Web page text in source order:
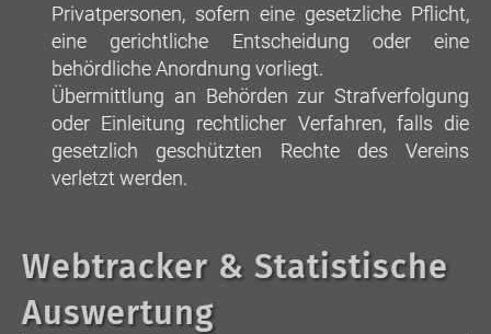
Privatpersonen, sofern eine gesetzliche Pflicht,
eine gerichtliche Entscheidung oder eine
behördliche Anordnung vorliegt.
Übermittlung an Behörden zur Strafverfolgung
oder Einleitung rechtlicher Verfahren, falls die
gesetzlich geschützten Rechte des Vereins
verletzt werden.
Webtracker & Statistische
Auswertung